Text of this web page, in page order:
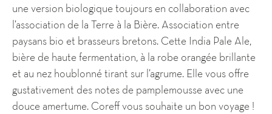
une version biologique toujours en collaboration avec
l’association de la Terre à la Bière. Association entre
paysans bio et brasseurs bretons. Cette India Pale Ale,
bière de haute fermentation, à la robe orangée brillante
et au nez houblonné tirant sur l’agrume. Elle vous offre
gustativement des notes de pamplemousse avec une
douce amertume. Coreff vous souhaite un bon voyage !